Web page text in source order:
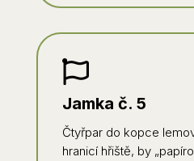

Jamka č. 5
Čtyřpar do kopce
hranicí hřiště, by